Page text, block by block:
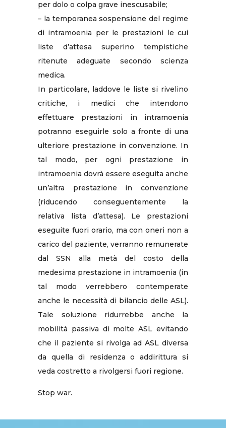
per dolo o colpa grave inescusabile;
– la temporanea sospensione del regime
di intramoenia per le prestazioni le cui
liste d’attesa superino tempistiche
ritenute adeguate secondo scienza
medica.
In particolare, laddove le liste si rivelino
critiche, i medici che intendono
effettuare prestazioni in intramoenia
potranno eseguirle solo a fronte di una
ulteriore prestazione in convenzione. In
tal modo, per ogni prestazione in
intramoenia dovrà essere eseguita anche
un’altra prestazione in convenzione
(riducendo conseguentemente la
relativa lista d’attesa). Le prestazioni
eseguite fuori orario, ma con oneri non a
carico del paziente, verranno remunerate
dal SSN alla metà del costo della
medesima prestazione in intramoenia (in
tal modo verrebbero contemperate
anche le necessità di bilancio delle ASL).
Tale soluzione ridurrebbe anche la
mobilità passiva di molte ASL evitando
che il paziente si rivolga ad ASL diversa
da quella di residenza o addirittura si
veda costretto a rivolgersi fuori regione.
Stop war.